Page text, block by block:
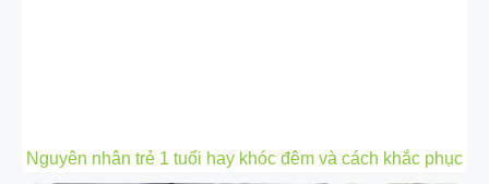
Nguyên nhân trẻ 1 tuổi hay khóc đêm và cách khắc phục